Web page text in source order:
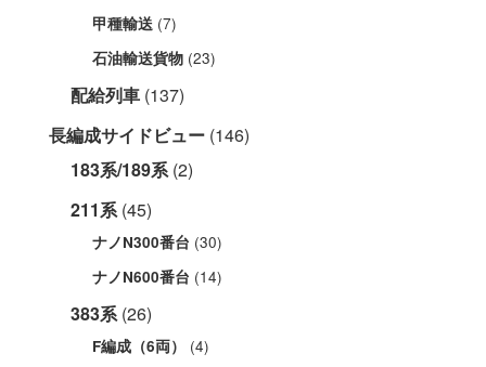
甲種輸送 (7)
石油輸送貨物 (23)
配給列車 (137)
長編成サイドビュー (146)
183系/189系(2)
211系(45)
ナノN300番台 (30)
ナノN600番台 (14)
383系(26)
F編成（6両） (4)